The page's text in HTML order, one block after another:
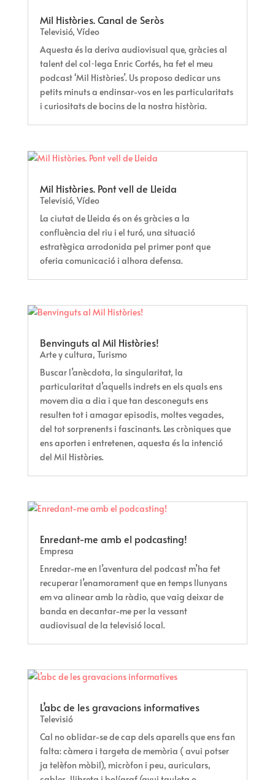
Mil Històries. Canal de Seròs
Televisió, Vídeo
Aquesta és la deriva audiovisual que, gràcies al
talent del col·lega Enric Cortés, ha fet el meu
podcast ‘Mil Històries’. Us proposo dedicar uns
petits minuts a endinsar-vos en les particularitats
i curiositats de bocins de la nostra història.
Mil Històries. Pont vell de Lleida
Televisió, Vídeo
La ciutat de Lleida és on és gràcies a la
confluència del riu i el turó, una situació
estratègica arrodonida pel primer pont que
oferia comunicació i alhora defensa.
Benvinguts al Mil Històries!
Arte y cultura, Turismo
Buscar l’anècdota, la singularitat, la
particularitat d’aquells indrets en els quals ens
movem dia a dia i que tan desconeguts ens
resulten tot i amagar episodis, moltes vegades,
del tot sorprenents i fascinants. Les cròniques que
ens aporten i entretenen, aquesta és la intenció
del Mil Històries.
Enredant-me amb el podcasting!
Empresa
Enredar-me en l’aventura del podcast m’ha fet
recuperar l’enamorament que en temps llunyans
em va alinear amb la ràdio, que vaig deixar de
banda en decantar-me per la vessant
audiovisual de la televisió local.
L’abc de les gravacions informatives
Televisió
Cal no oblidar-se de cap dels aparells que ens fan
falta: càmera i targeta de memòria ( avui potser
ja telèfon mòbil), micròfon i peu, auriculars,